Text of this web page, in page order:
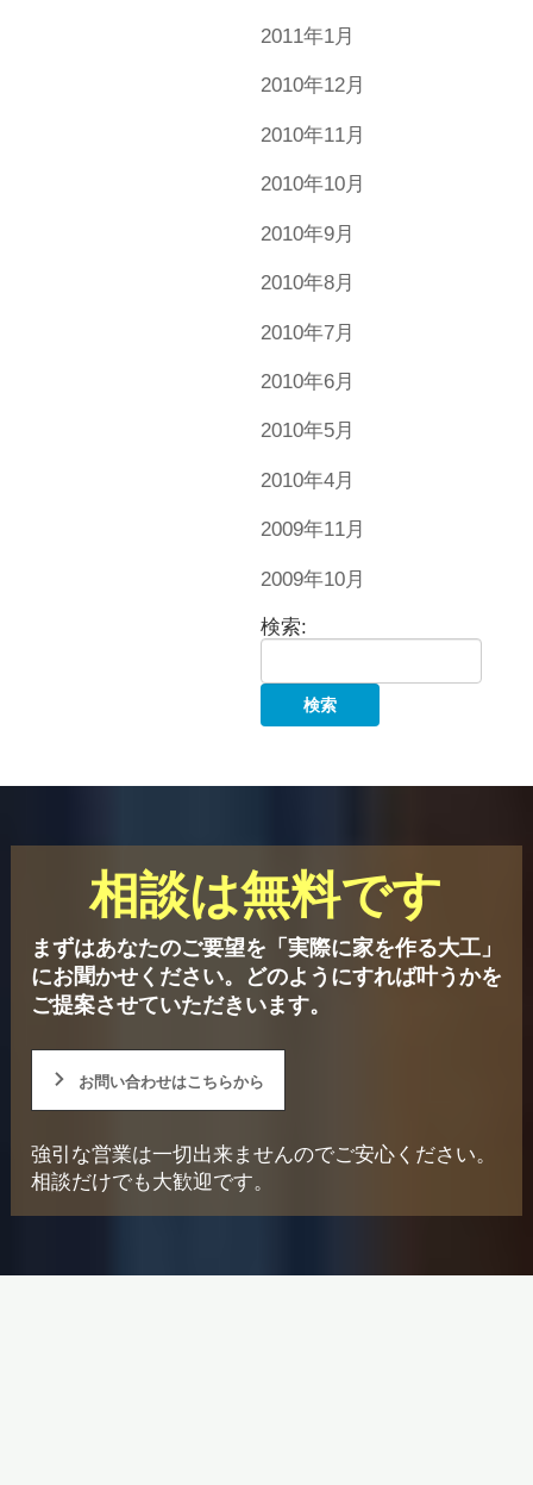
2011年1月
2010年12月
2010年11月
2010年10月
2010年9月
2010年8月
2010年7月
2010年6月
2010年5月
2010年4月
2009年11月
2009年10月
検索:
相談は無料です
まずはあなたのご要望を「実際に家を作る大工」
にお聞かせください。
どのようにすれば叶うかを
ご提案させていただきいます。
お問い合わせはこちらから
強引な営業は一切出来ませんのでご安心ください。
相談だけでも大歓迎です。